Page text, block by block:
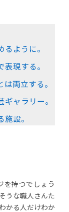
ように。
現する。
両立する。
ャラリー。
設。
を持つでしょう
うな職人さんた
かる人だけわか